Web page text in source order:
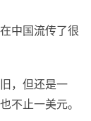
中国流传了很
，但还是一
不止一美元。